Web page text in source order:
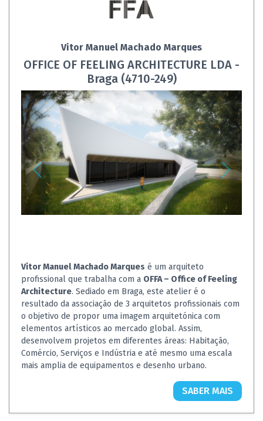
Vitor Manuel Machado Marques
OFFICE OF FEELING ARCHITECTURE LDA -
Braga (4710-249)
Vitor Manuel Machado Marques é um arquiteto
profissional que trabalha com a OFFA – Office of Feeling
Architecture. Sediado em Braga, este atelier é o
resultado da associação de 3 arquitetos profissionais com
o objetivo de propor uma imagem arquitetónica com
elementos artísticos ao mercado global. Assim,
desenvolvem projetos em diferentes áreas: Habitação,
Comércio, Serviços e Indústria e até mesmo uma escala
mais amplia de equipamentos e desenho urbano.
SABER MAIS